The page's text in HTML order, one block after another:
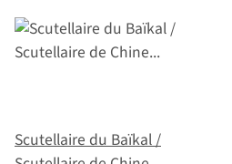
Scutellaire du Baïkal /